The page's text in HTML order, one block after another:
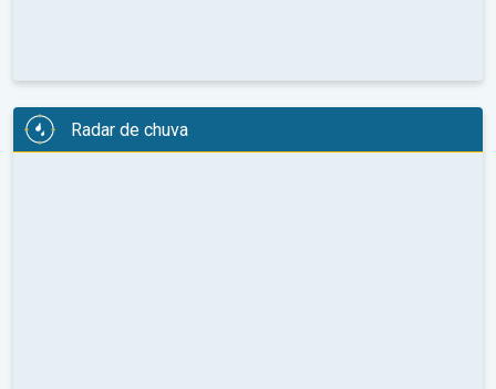
Radar de chuva